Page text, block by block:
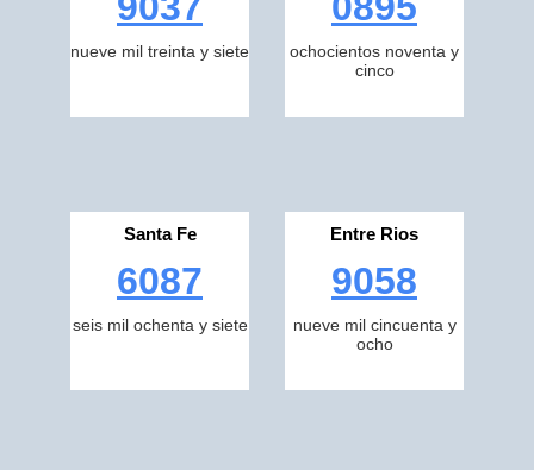
nueve mil treinta y siete
ochocientos noventa y
cinco
Santa Fe
6087
seis mil ochenta y siete
Entre Rios
9058
nueve mil cincuenta y
ocho